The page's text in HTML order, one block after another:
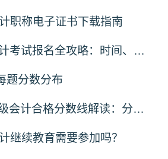
职称电子证书下载指南
2026年初级会计考试报名全攻略：时间、条件、入口一文读懂！
题分数分布
2025年兵团初级会计合格分数线解读：分数线、有效期及证书领取流程
继续教育需要参加吗？